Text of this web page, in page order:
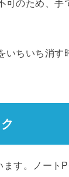
のため、
ちいち消す
す。ノート